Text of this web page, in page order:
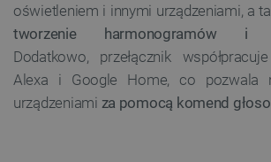
oświetleniem i innymi urządzeniami, a
tworzenie harmonogramów i
Dodatkowo, przełącznik
Alexa i Google Home, co pozwala
urządzeniami za pomocą komend
VISITOR_PRIVACY_METADATA
Polityce prywatności Google